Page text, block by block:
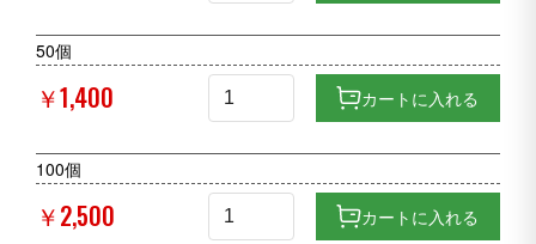
50個
￥1,400 カートに入れる
100個
￥2,500 カートに入れる